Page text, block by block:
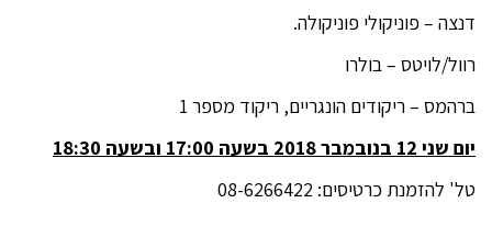
דנצה – פוניקולי פוניקולה.
רוול/לויטס – בולרו
ברהמס – ריקודים הונגריים, ריקוד מספר 1
יום שני 12 בנובמבר 2018 בשעה 17:00 ובשעה 18:30
טל' להזמנת כרטיסים: 08-6266422